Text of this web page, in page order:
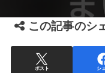
この記事のシ
ポスト シ